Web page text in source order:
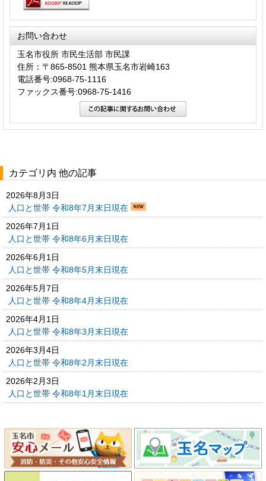
お問い合わせ
玉名市役所 市民生活部 市民課
住所：〒865-8501 熊本県玉名市岩崎163
電話番号:0968-75-1116
ファックス番号:0968-75-1416
カテゴリ内 他の記事
2026年8月3日
人口と世帯 令和8年7月末日現在
2026年7月1日
人口と世帯 令和8年6月末日現在
2026年6月1日
人口と世帯 令和8年5月末日現在
2026年5月7日
人口と世帯 令和8年4月末日現在
2026年4月1日
人口と世帯 令和8年3月末日現在
2026年3月4日
人口と世帯 令和8年2月末日現在
2026年2月3日
人口と世帯 令和8年1月末日現在